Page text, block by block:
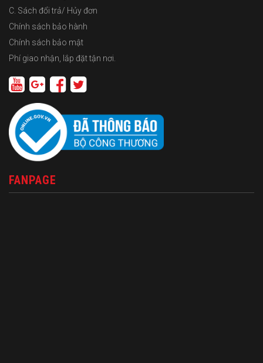
C. Sách đổi trả/ Hủy đơn
Chính sách bảo hành
Chính sách bảo mật
Phí giao nhận, lắp đặt tận nơi.
FANPAGE